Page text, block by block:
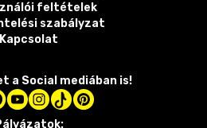
feltételek
szabályzat
Kapcsolat
a Social mediában is!